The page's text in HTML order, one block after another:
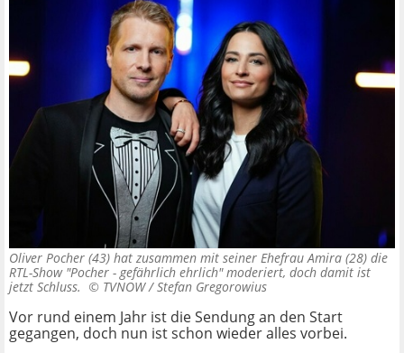
Oliver Pocher (43) hat zusammen mit seiner Ehefrau Amira (28) die
RTL-Show "Pocher - gefährlich ehrlich" moderiert, doch damit ist
jetzt Schluss. © TVNOW / Stefan Gregorowius
Vor rund einem Jahr ist die Sendung an den Start
gegangen, doch nun ist schon wieder alles vorbei.